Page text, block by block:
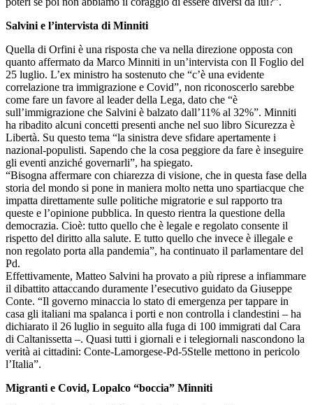
Salvini e l’intervista di Minniti
Quella di Orfini è una risposta che va nella direzione opposta con
quanto affermato da Marco Minniti in un’intervista con Il Foglio del
25 luglio. L’ex ministro ha sostenuto che “c’è una evidente
correlazione tra immigrazione e Covid”, non riconoscerlo sarebbe
come fare un favore al leader della Lega, dato che “è
sull’immigrazione che Salvini è balzato dall’11% al 32%”. Minniti
ha ribadito alcuni concetti presenti anche nel suo libro Sicurezza è
Libertà. Su questo tema “la sinistra deve sfidare apertamente i
nazional-populisti. Sapendo che la cosa peggiore da fare è inseguire
gli eventi anziché governarli”, ha spiegato.
“Bisogna affermare con chiarezza di visione, che in questa fase della
storia del mondo si pone in maniera molto netta uno spartiacque che
impatta direttamente sulle politiche migratorie e sul rapporto tra
queste e l’opinione pubblica. In questo rientra la questione della
democrazia. Cioè: tutto quello che è legale e regolato consente il
rispetto del diritto alla salute. E tutto quello che invece è illegale e
non regolato porta alla pandemia”, ha continuato il parlamentare del
Pd.
Effettivamente, Matteo Salvini ha provato a più riprese a infiammare
il dibattito attaccando duramente l’esecutivo guidato da Giuseppe
Conte. “Il governo minaccia lo stato di emergenza per tappare in
casa gli italiani ma spalanca i porti e non controlla i clandestini – ha
dichiarato il 26 luglio in seguito alla fuga di 100 immigrati dal Cara
di Caltanissetta –. Quasi tutti i giornali e i telegiornali nascondono la
verità ai cittadini: Conte-Lamorgese-Pd-5Stelle mettono in pericolo
l’Italia”.
Migranti e Covid, Lopalco “boccia” Minniti